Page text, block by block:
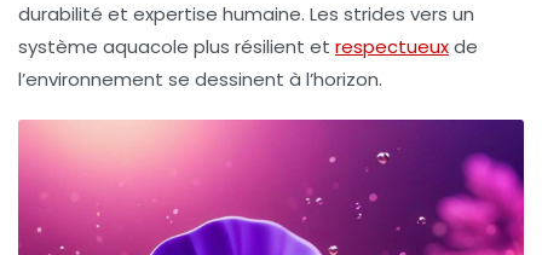
durabilité et expertise humaine. Les strides vers un
système aquacole plus résilient et respectueuxde
l’environnement se dessinent à l’horizon.